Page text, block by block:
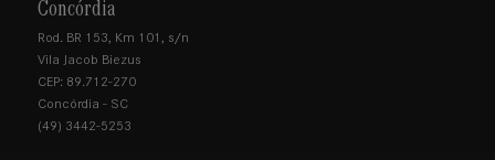
Concórdia
Rod. BR 153, Km 101, s/n
Vila Jacob Biezus
CEP: 89.712-270
Concórdia - SC
(49) 3442-5253